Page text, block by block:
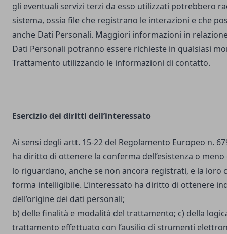
gli eventuali servizi terzi da esso utilizzati potrebbero
sistema, ossia file che registrano le interazioni e che
anche Dati Personali. Maggiori informazioni in
Dati Personali potranno essere richieste in qualsiasi
Trattamento utilizzando le informazioni di contatto.
Esercizio dei diritti dell’interessato
Ai sensi degli artt. 15-22 del Regolamento Europeo n.
ha diritto di ottenere la conferma dell’esistenza o
lo riguardano, anche se non ancora registrati, e la loro
forma intelligibile. L’interessato ha diritto di ottenere
dell’origine dei dati personali;
b) delle finalità e modalità del trattamento; c) della
trattamento effettuato con l’ausilio di strumenti